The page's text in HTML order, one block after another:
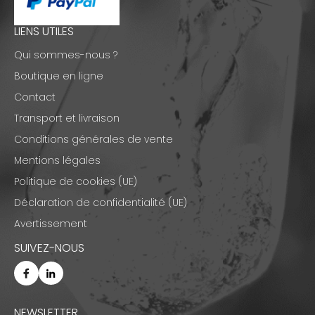
LIENS UTILES
Qui sommes-nous ?
Boutique en ligne
Contact
Transport et livraison
Conditions générales de vente
Mentions légales
Politique de cookies (UE)
Déclaration de confidentialité (UE)
Avertissement
SUIVEZ-NOUS